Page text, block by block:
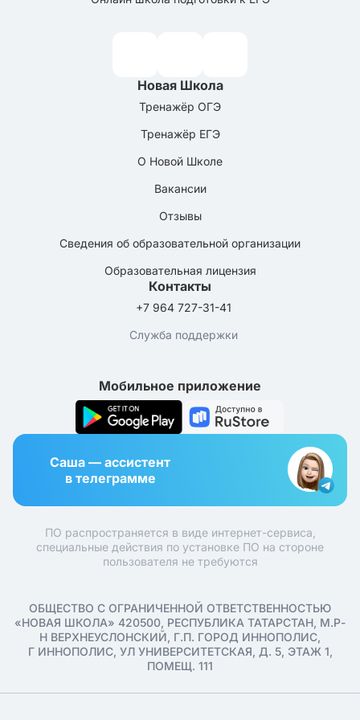
Новая Школа
Тренажёр ОГЭ
Тренажёр ЕГЭ
О Новой Школе
Вакансии
Отзывы
Сведения об образовательной организации
Образовательная лицензия
Контакты
+7 964 727-31-41
Служба поддержки
Мобильное приложение
Саша — ассистент
в телеграмме
ПО распространяется в виде интернет-сервиса,
специальные действия по установке ПО на стороне
пользователя не требуются
ОБЩЕСТВО С ОГРАНИЧЕННОЙ ОТВЕТСТВЕННОСТЬЮ
«НОВАЯ ШКОЛА» 420500, РЕСПУБЛИКА ТАТАРСТАН, М.Р-
Н ВЕРХНЕУСЛОНСКИЙ, Г.П. ГОРОД ИННОПОЛИС,
Г ИННОПОЛИС, УЛ УНИВЕРСИТЕТСКАЯ, Д. 5, ЭТАЖ 1,
ПОМЕЩ. 111